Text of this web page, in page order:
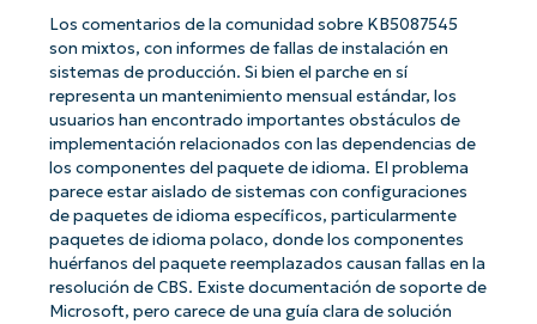
Los comentarios de la comunidad sobre KB5087545
son mixtos, con informes de fallas de instalación en
sistemas de producción. Si bien el parche en sí
representa un mantenimiento mensual estándar, los
usuarios han encontrado importantes obstáculos de
implementación relacionados con las dependencias de
los componentes del paquete de idioma. El problema
parece estar aislado de sistemas con configuraciones
de paquetes de idioma específicos, particularmente
paquetes de idioma polaco, donde los componentes
huérfanos del paquete reemplazados causan fallas en la
resolución de CBS. Existe documentación de soporte de
Microsoft, pero carece de una guía clara de solución